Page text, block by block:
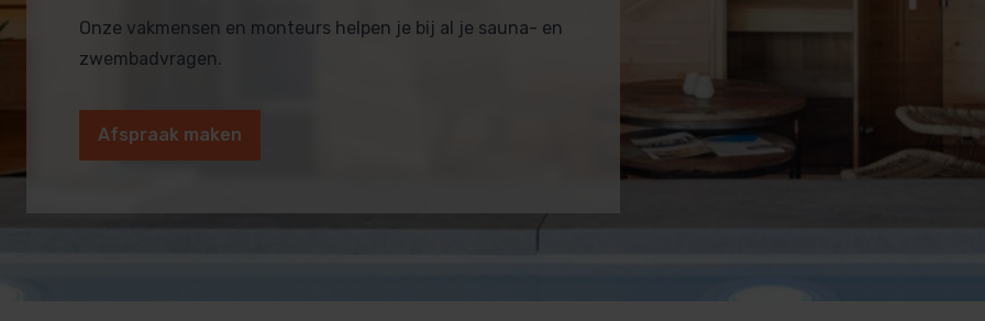
Onze vakmensen en monteurs helpen je bij al je sauna- en
zwembadvragen.
Afspraak maken